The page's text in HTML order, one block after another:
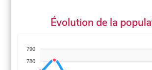
Évolution de la
790
780